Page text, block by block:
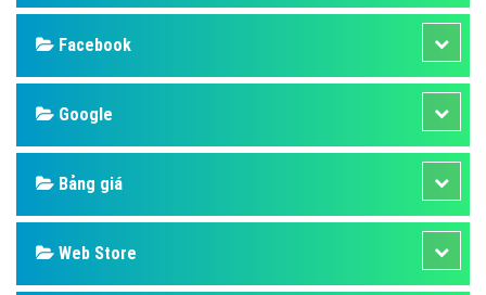
Facebook
Google
Bảng giá
Web Store